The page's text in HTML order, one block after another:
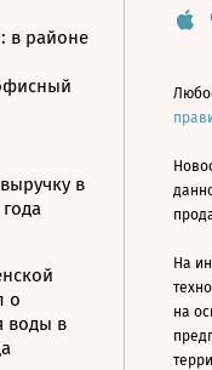
в районе
в
о
воды в
На
на